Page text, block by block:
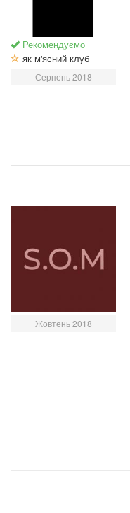
Рекомендуємо
як м'ясний клуб
Серпень 2018
Жовтень 2018